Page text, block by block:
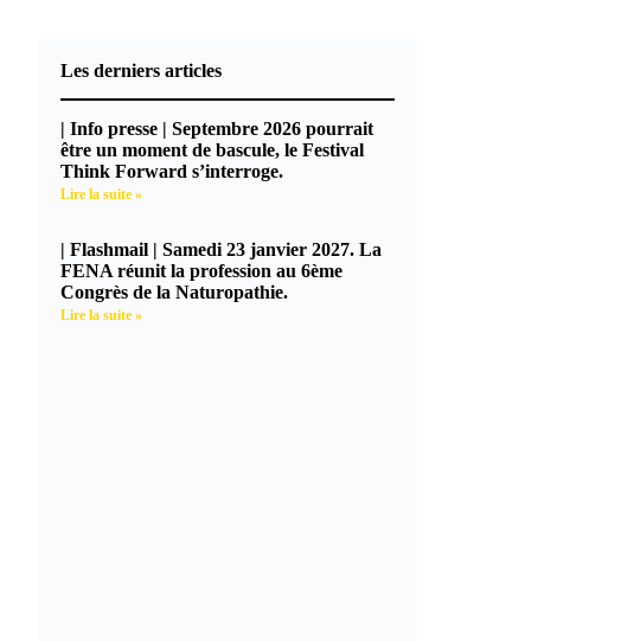
Les derniers articles
| Info presse | Septembre 2026 pourrait
être un moment de bascule, le Festival
Think Forward s’interroge.
Lire la suite »
| Flashmail | Samedi 23 janvier 2027. La
FENA réunit la profession au 6ème
Congrès de la Naturopathie.
Lire la suite »